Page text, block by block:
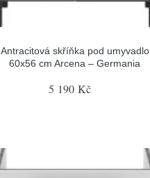
Antracitová skříňka pod umyvadlo
60x56 cm Arcena – Germania
5 190 Kč